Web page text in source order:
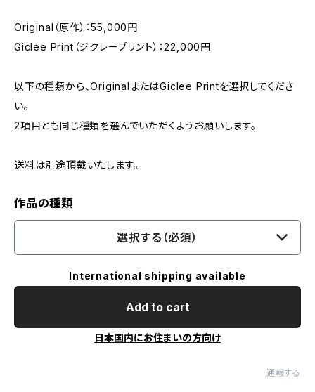
Original（原作）：55,000円
Giclee Print（ジクレープリント）：22,000円
以下の種類から、OriginalまたはGiclee Printを選択してくださ
い。
2項目とも同じ種類を選んでいただくようお願いします。
送料は別途頂戴いたします。
作品の種類
選択する（必須）
International shipping available
Add to cart
日本国内にお住まいの方向け
通報する